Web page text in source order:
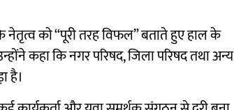
के नेतृत्व को “पूरी तरह विफल” बताते हुए हाल के
कहा कि नगर परिषद, जिला परिषद तथा अन्य
है।